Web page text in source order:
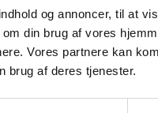
og annoncer, til at
din brug af vores
Vores partnere kan
brug af deres tjenester.
kold skovbærkompot